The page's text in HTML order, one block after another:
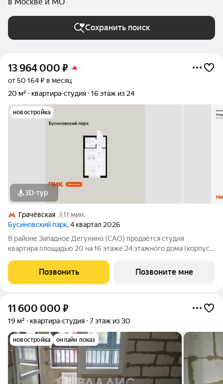
Сохранить поиск
13 964 000 ₽
от 50 164 ₽ в месяц
20 м²
квартира-студия 16 этаж из 24
новостройка
3D-тур
Грачёвская
11 мин.
Бусиновский парк, 4 квартал 2026
В районе Западное Дегунино (САО) продаётся студия
квартира площадью 20 на 16 этаже 24 этажного дома (корпус,
расположение: 20 минут пешком до станций метро «Ховрино»
и 15 минут от МЦД «Грачёвская». 5
Позвонить Позвоните мне
11 600 000 ₽
19 м² квартира-студия 7 этаж из 30
новостройка онлайн показ